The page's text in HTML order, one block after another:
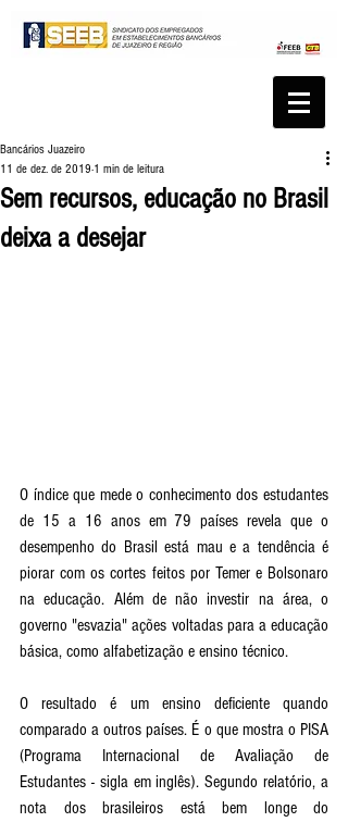
Sem recursos, educação no Brasil
deixa a desejar
Bancários Juazeiro
11 de dez. de 2019 1 min de leitura
O índice que mede o conhecimento dos estudantes
de 15 a 16 anos em 79 países revela que o
desempenho do Brasil está mau e a tendência é
piorar com os cortes feitos por Temer e Bolsonaro
na educação. Além de não investir na área, o
governo "esvazia" ações voltadas para a educação
básica, como alfabetização e ensino técnico.
O resultado é um ensino deficiente quando
comparado a outros países. É o que mostra o PISA
(Programa Internacional de Avaliação de
Estudantes - sigla em inglês). Segundo relatório, a
nota dos brasileiros está bem longe do